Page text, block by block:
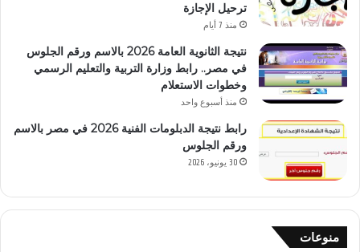
ترحيل الإجازة
منذ 7 أيام
نتيجة الثانوية العامة 2026 بالاسم ورقم الجلوس
في مصر.. رابط وزارة التربية والتعليم الرسمي
وخطوات الاستعلام
منذ أسبوع واحد
رابط نتيجة الدبلومات الفنية 2026 في مصر بالاسم
ورقم الجلوس
30 يونيو، 2026
منوعات